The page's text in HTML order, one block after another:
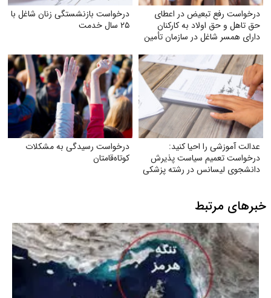
درخواست رفع تبعیض در اعطای
حق تاهل و حق اولاد به کارکنان
دارای همسر شاغل در سازمان تأمین
درخواست بازنشستگی زنان شاغل با
۲۵ سال خدمت
عدالت آموزشی را احیا کنید:
درخواست تعمیم سیاست پذیرش
دانشجوی لیسانس در رشته پزشکی
درخواست رسیدگی به مشکلات
کوتاه‌قامتان
خبرهای مرتبط